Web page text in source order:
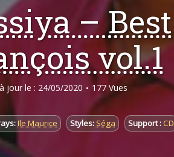
– Best
vol.1
jour le : 24/05/2020 177 Vues
Ile Maurice Styles: Séga Support : CD